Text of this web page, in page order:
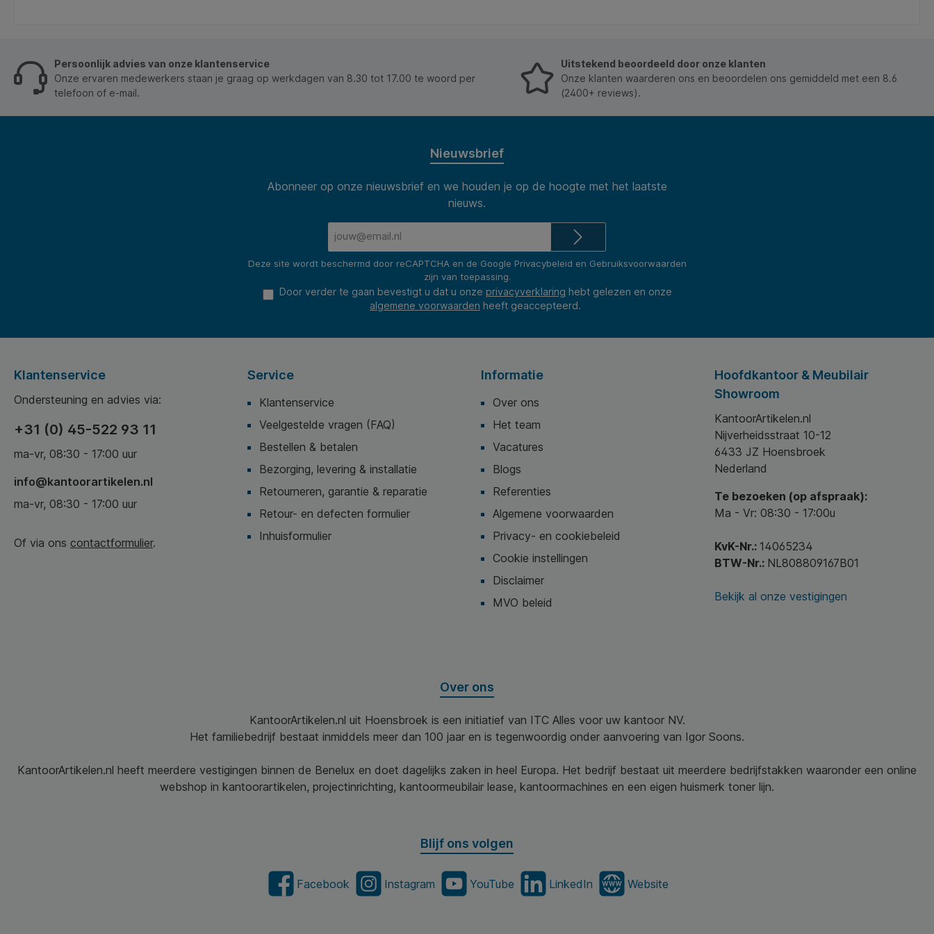
garandeert een sterke en betrouwbare hechting. *
Lengte 66mx55mm. * Transparant.
Persoonlijk advies van onze klantenservice
Onze ervaren medewerkers staan je graag op werkdagen van 8.30 tot 17.00 te woord per
telefoon of e-mail.
Uitstekend beoordeeld door onze klanten
Onze klanten waarderen ons en beoordelen ons gemiddeld met een 8.6
(2400+ reviews).
Nieuwsbrief
Abonneer op onze nieuwsbrief en we houden je op de hoogte met het laatste
nieuws.
Deze site wordt beschermd door reCAPTCHA en de Google Privacybeleid en Gebruiksvoorwaarden
zijn van toepassing.
Door verder te gaan bevestigt u dat u onze privacyverklaring hebt gelezen en onze
algemene voorwaarden heeft geaccepteerd.
Klantenservice
Ondersteuning en advies via:
+31 (0) 45-522 93 11
ma-vr, 08:30 - 17:00 uur
info@kantoorartikelen.nl
ma-vr, 08:30 - 17:00 uur
Of via ons contactformulier.
Service
Klantenservice
Veelgestelde vragen (FAQ)
Bestellen & betalen
Bezorging, levering & installatie
Retourneren, garantie & reparatie
Retour- en defecten formulier
Inhuisformulier
Informatie
Over ons
Het team
Vacatures
Blogs
Referenties
Algemene voorwaarden
Privacy- en cookiebeleid
Cookie instellingen
Disclaimer
MVO beleid
Hoofdkantoor & Meubilair
Showroom
KantoorArtikelen.nl
Nijverheidsstraat 10-12
6433 JZ Hoensbroek
Nederland
Te bezoeken (op afspraak):
Ma - Vr: 08:30 - 17:00u
KvK-Nr.: 14065234
BTW-Nr.: NL808809167B01
Bekijk al onze vestigingen
Over ons
KantoorArtikelen.nl uit Hoensbroek is een initiatief van ITC Alles voor uw kantoor NV.
Het familiebedrijf bestaat inmiddels meer dan 100 jaar en is tegenwoordig onder aanvoering van Igor Soons.
KantoorArtikelen.nl heeft meerdere vestigingen binnen de Benelux en doet dagelijks zaken in heel Europa. Het bedrijf bestaat uit meerdere bedrijfstakken waaronder een online
webshop in kantoorartikelen, projectinrichting, kantoormeubilair lease, kantoormachines en een eigen huismerk toner lijn.
Blijf ons volgen
Facebook Instagram YouTube LinkedIn Website